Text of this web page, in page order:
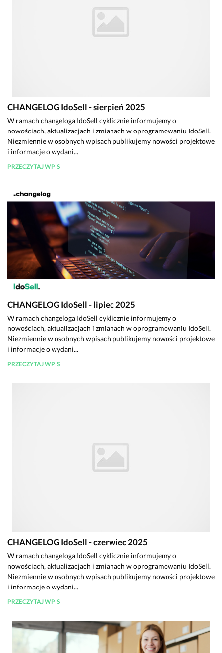
CHANGELOG IdoSell - sierpień 2025
W ramach changeloga IdoSell cyklicznie informujemy o
nowościach, aktualizacjach i zmianach w oprogramowaniu IdoSell.
Niezmiennie w osobnych wpisach publikujemy nowości projektowe
i informacje o wydani...
PRZECZYTAJ WPIS
CHANGELOG IdoSell - lipiec 2025
W ramach changeloga IdoSell cyklicznie informujemy o
nowościach, aktualizacjach i zmianach w oprogramowaniu IdoSell.
Niezmiennie w osobnych wpisach publikujemy nowości projektowe
i informacje o wydani...
PRZECZYTAJ WPIS
CHANGELOG IdoSell - czerwiec 2025
W ramach changeloga IdoSell cyklicznie informujemy o
nowościach, aktualizacjach i zmianach w oprogramowaniu IdoSell.
Niezmiennie w osobnych wpisach publikujemy nowości projektowe
i informacje o wydani...
PRZECZYTAJ WPIS